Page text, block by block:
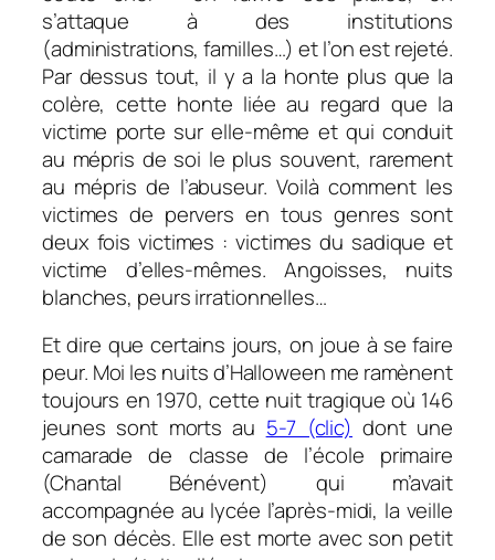
s’attaque à des institutions
(administrations, familles…) et l’on est rejeté.
Par dessus tout, il y a la honte plus que la
colère, cette honte liée au regard que la
victime porte sur elle-même et qui conduit
au mépris de soi le plus souvent, rarement
au mépris de l’abuseur. Voilà comment les
victimes de pervers en tous genres sont
deux fois victimes : victimes du sadique et
victime d’elles-mêmes. Angoisses, nuits
blanches, peurs irrationnelles…
Et dire que certains jours, on joue à se faire
peur. Moi les nuits d’Halloween me ramènent
toujours en 1970, cette nuit tragique où 146
jeunes sont morts au 5-7 (clic) dont une
camarade de classe de l’école primaire
(Chantal Bénévent) qui m’avait
accompagnée au lycée l’après-midi, la veille
de son décès. Elle est morte avec son petit